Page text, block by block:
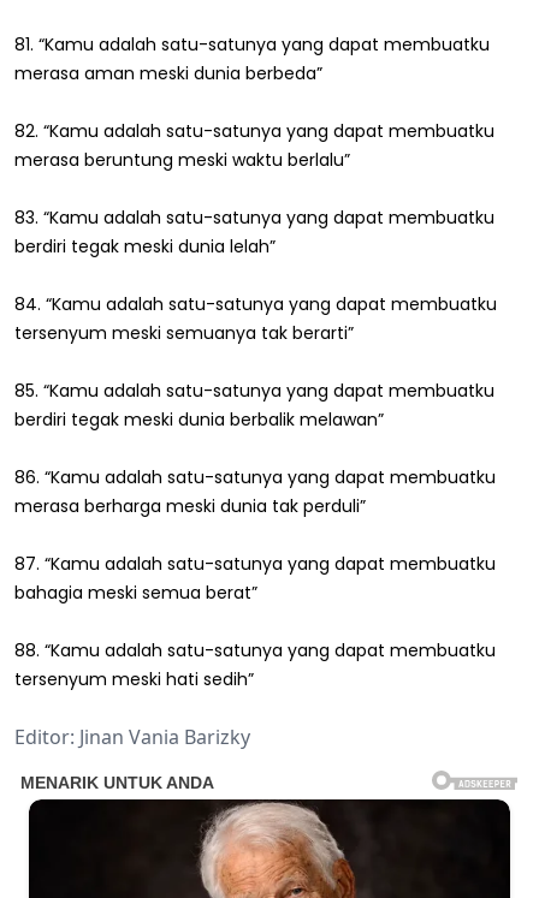
81. “Kamu adalah satu-satunya yang dapat membuatku
merasa aman meski dunia berbeda”
82. “Kamu adalah satu-satunya yang dapat membuatku
merasa beruntung meski waktu berlalu”
83. “Kamu adalah satu-satunya yang dapat membuatku
berdiri tegak meski dunia lelah”
84. “Kamu adalah satu-satunya yang dapat membuatku
tersenyum meski semuanya tak berarti”
85. “Kamu adalah satu-satunya yang dapat membuatku
berdiri tegak meski dunia berbalik melawan”
86. “Kamu adalah satu-satunya yang dapat membuatku
merasa berharga meski dunia tak perduli”
87. “Kamu adalah satu-satunya yang dapat membuatku
bahagia meski semua berat”
88. “Kamu adalah satu-satunya yang dapat membuatku
tersenyum meski hati sedih”
Editor: Jinan Vania Barizky